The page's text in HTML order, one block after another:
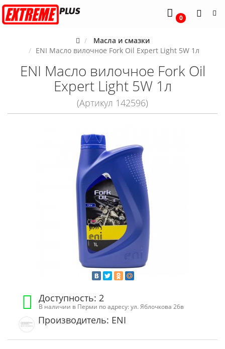
0
Масла и смазки
ENI Масло вилочное Fork Oil Expert Light 5W 1л
ENI Масло вилочное Fork Oil
Expert Light 5W 1л
(Артикул 142596)
Доступность: 2
В наличии в Перми по адресу: ул. Яблочкова 26в
Производитель: ENI